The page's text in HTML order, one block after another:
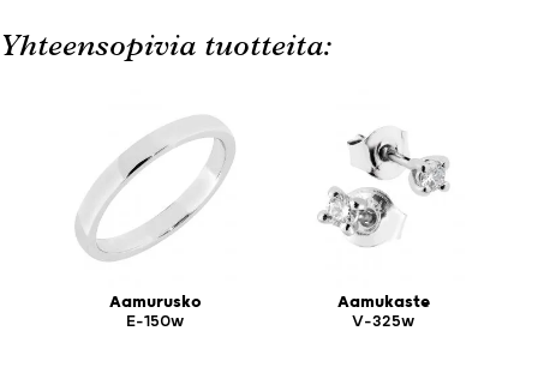
Yhteensopivia tuotteita:
Aamurusko
E-150w
Aamukaste
V-325w